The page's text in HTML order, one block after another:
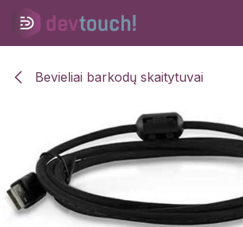
Skip to Content
Bevieliai barkodų skaitytuvai